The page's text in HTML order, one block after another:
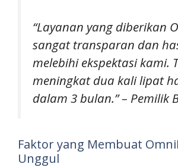
“Layanan yang diberikan
sangat transparan dan
melebihi ekspektasi kami.
meningkat dua kali lipat
dalam 3 bulan.” – Pemilik
Faktor yang Membuat
Unggul